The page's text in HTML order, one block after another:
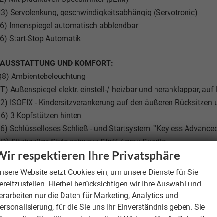
Servolenkung, geschwindigkeitsabhängig (Servotronic)
Innenspiegel automatisch abblendbar
Start-Stop Automatik
UND KOMFORT:
Ambientebeleuchtung
Außenspiegel elektr. einstell-/ heizbar und heranklappar,
ISOFIX - Kindersitzverankerung auf den äußeren Rücksitzen
3 Kopfstützen hinten
Schlüsselloses Schließ - und Startsystem ""Keyless
Sitzbezüge Style schwarz Stoff / grau Suedia
Tagesfahrlicht mit Assistenzfahrlicht u.Coming- u. Leaving-
Ablenkungs- und Müdigkeitserkennung mit
Allwetter, Abbiege und Autobahnlicht
respektieren Ihre Privatsphäre
Website setzt Cookies ein, um unsere Dienste für Sie
Hierbei berücksichtigen wir Ihre Auswahl und
nur die Daten für Marketing, Analytics und
für die Sie uns Ihr Einverständnis geben. Sie